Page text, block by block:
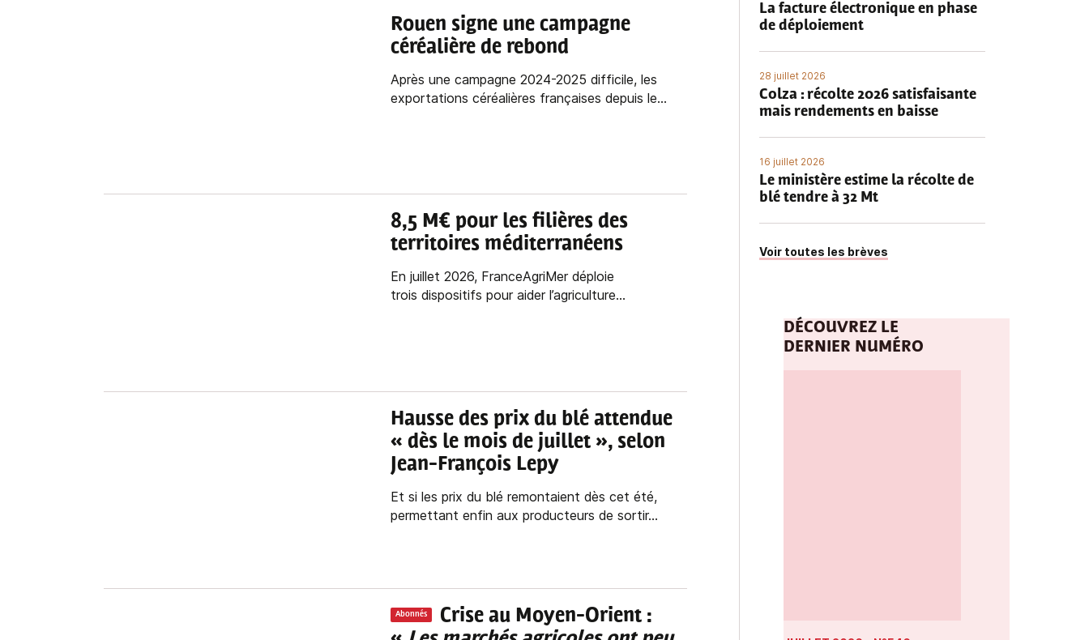
Rouen signe une campagne
céréalière de rebond
Après une campagne 2024-2025 difficile, les
exportations céréalières françaises depuis le...
8,5 M€ pour les filières des
territoires méditerranéens
En juillet 2026, FranceAgriMer déploie
trois dispositifs pour aider l’agriculture...
Hausse des prix du blé attendue
« dès le mois de juillet », selon
Jean-François Lepy
Et si les prix du blé remontaient dès cet été,
permettant enfin aux producteurs de sortir...
Abonnés
Crise au Moyen-Orient :
La facture électronique en phase
de déploiement
28 juillet 2026
Colza : récolte 2026 satisfaisante
mais rendements en baisse
16 juillet 2026
Le ministère estime la récolte de
blé tendre à 32 Mt
Voir toutes les brèves
DÉCOUVREZ LE
DERNIER NUMÉRO